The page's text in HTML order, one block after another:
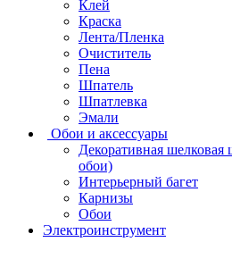
Клей
Краска
Лента/Пленка
Очиститель
Пена
Шпатель
Шпатлевка
Эмали
Обои и аксессуары
Декоративная
обои)
Интерьерный багет
Карнизы
Обои
Электроинструмент